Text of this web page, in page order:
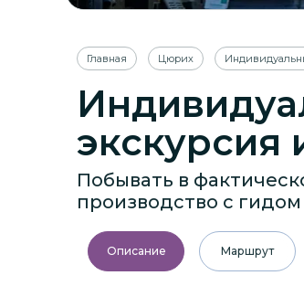
Главная Цюрих
экскурсия
Побывать в
производство с гидом
Описание Маршрут